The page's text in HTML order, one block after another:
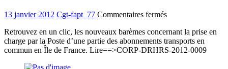
13 janvier 2012 Cgt-fapt_77 Commentaires ferméssur
Revalorisation
du
taux
Retrouvez en un clic, les nouveaux barèmes concernant la prise en
charge par la Poste d’une partie des abonnements transports en
commun en Île de France. Lire==>CORP-DRHRS-2012-0009